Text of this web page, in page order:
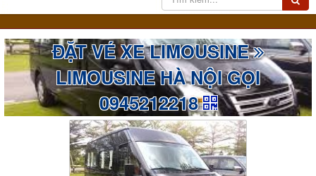
ĐẶT VÉ XE LIMOUSINE
LIMOUSINE HÀ NỘI GỌI
0945212218